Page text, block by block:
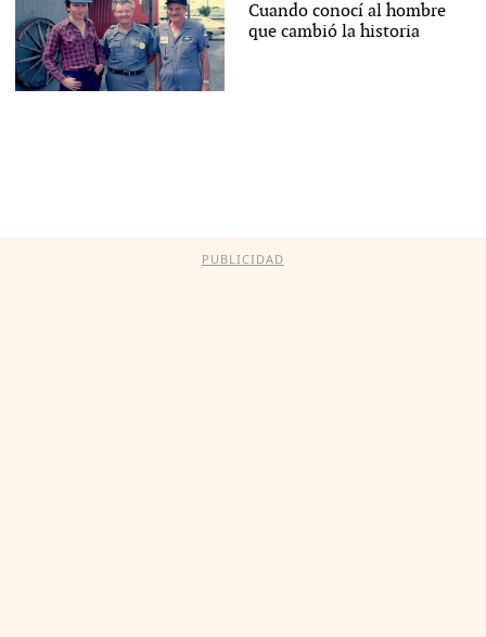
Cuando conocí al hombre
que cambió la historia
PUBLICIDAD